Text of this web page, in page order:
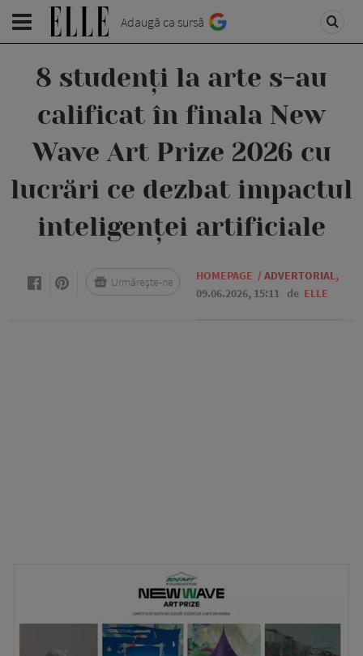
Adaugă ca sursă
8 studenți la arte s-au
calificat în finala New
Wave Art Prize 2026 cu
lucrări ce dezbat impactul
inteligenței artificiale
HOMEPAGE / ADVERTORIAL,
09.06.2026, 15:11 de ELLE
Urmărește-ne